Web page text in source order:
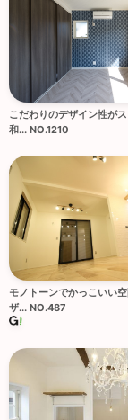
こだわりのデザイン性が
和... NO.1210
モノトーンでかっこいい
ザ... NO.487